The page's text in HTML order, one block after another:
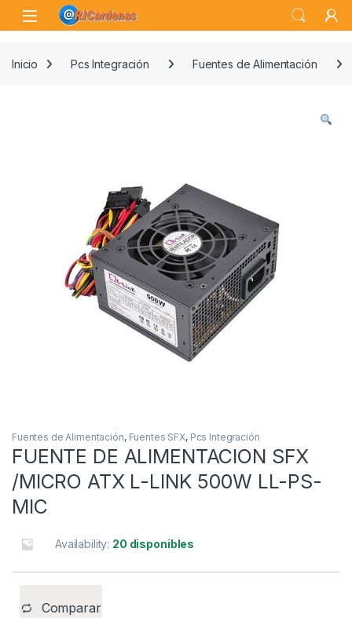
Skip to navigation
Skip to content
Open
Inicio Pcs Integración Fuentes de Alimentación
Fuentes de Alimentación, Fuentes SFX, Pcs Integración
FUENTE DE ALIMENTACION SFX
/MICRO ATX L-LINK 500W LL-PS-
MIC
Availability: 20 disponibles
Comparar